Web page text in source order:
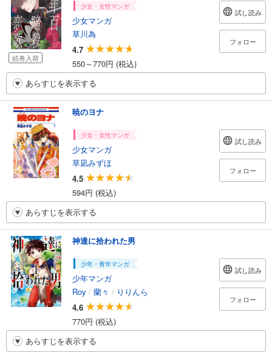
続巻入荷
少女・女性マンガ
少女マンガ
草川為
4.7
550～770円 (税込)
試し読み
フォロー
あらすじを表示する
暁のヨナ
少女・女性マンガ
少女マンガ
草凪みずほ
4.5
594円 (税込)
試し読み
フォロー
あらすじを表示する
神達に拾われた男
少年・青年マンガ
少年マンガ
Roy / 蘭々 / りりんら
4.6
770円 (税込)
試し読み
フォロー
あらすじを表示する